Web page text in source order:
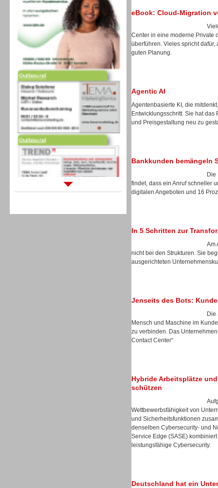
Outbound
Outbound
Sprachdialogsysteme u. Ki/
eBook: Cloud-Migration
Center in eine moderne Private
überführen. Vieles spricht
guten Planung.
Agentic AI
Agentenbasierte KI, die
Entwicklungsschritt. Sie hat
und Preisgestaltung neu zu
Bankkunden bemängeln
Die
findet, dass ein Anruf schneller
digitalen Angeboten und 16
In 5 Schritten zur
Am
nicht bei den Strukturen. Sie
ausgerichteten
Jenseits des Bots:
Die
Mensch und Maschine im
zu verbinden. Das
Contact Center“
Hybride Arbeitsplätze
schützen
Wettbewerbsfähigkeit von
und Sicherheitsfunktionen
denselben Cybersecurity- und
Service Edge (SASE)
leistungsfähige Cybersecurity.
Deutschland hat ein